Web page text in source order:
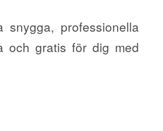
professionella
och gratis för dig med